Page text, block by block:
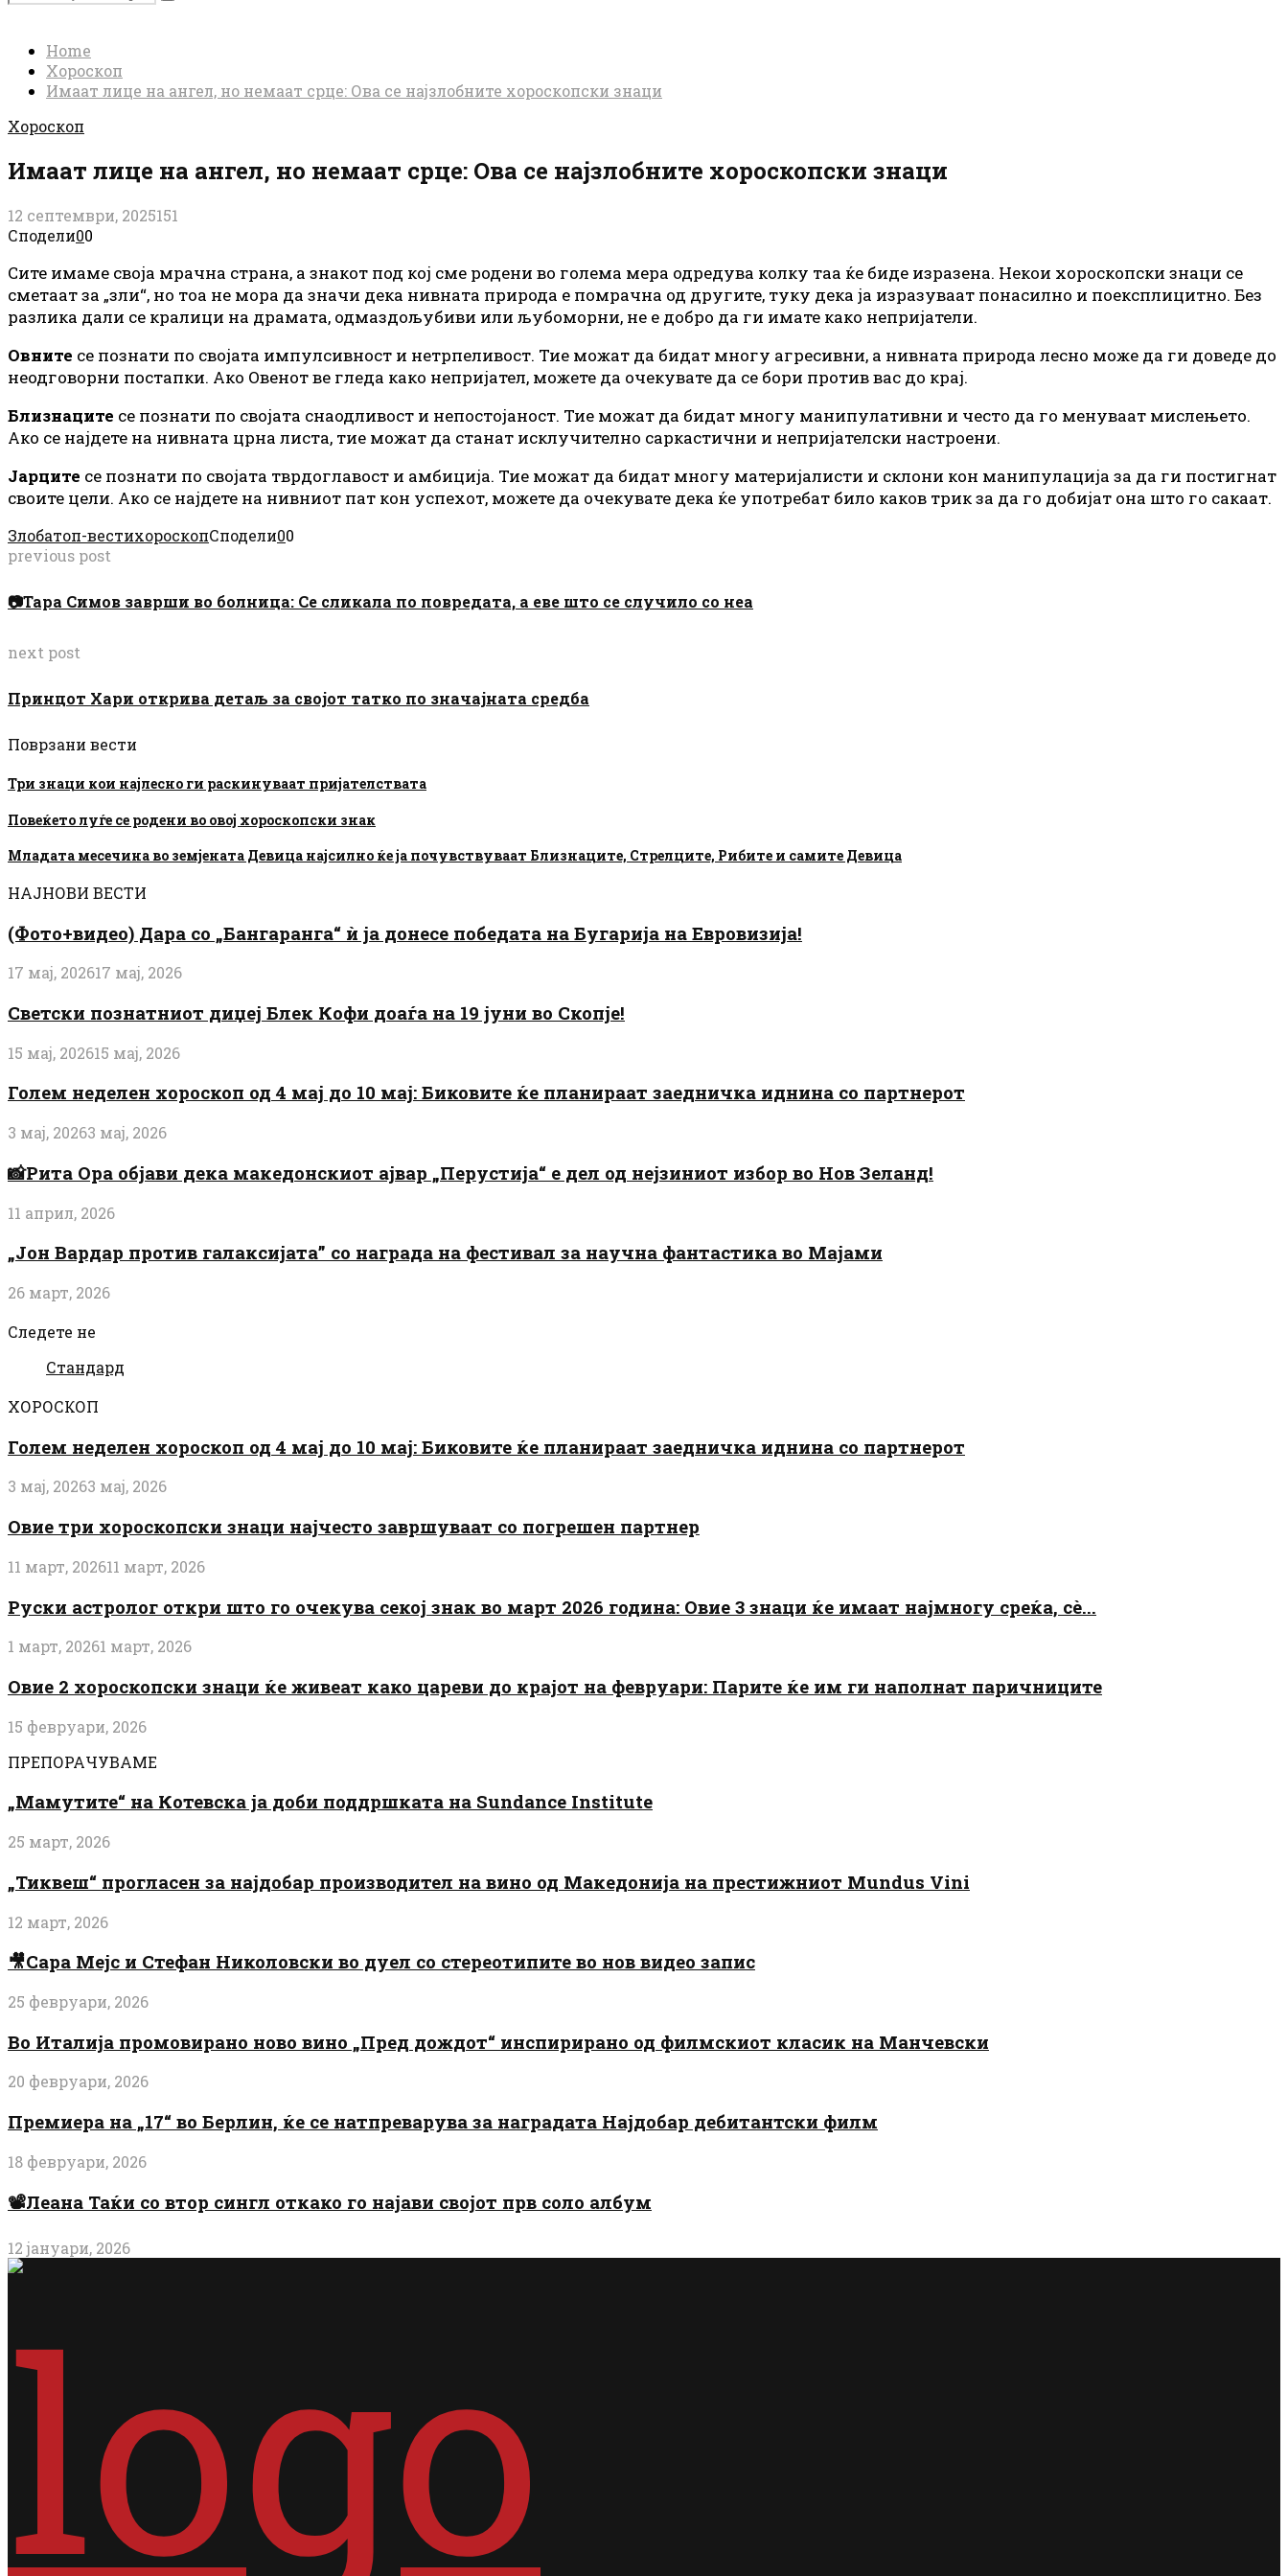
for:
Search
Home
Хороскоп
Имаат лице на ангел, но немаат срце: Ова се најзлобните хороскопски знаци
Хороскоп
Имаат лице на ангел, но немаат срце: Ова се најзлобните хороскопски знаци
12 септември, 2025151
Сподели00
Сите имаме своја мрачна страна, а знакот под кој сме родени во голема мера одредува колку таа ќе биде изразена. Некои хороскопски знаци се
сметаат за „зли“, но тоа не мора да значи дека нивната природа е помрачна од другите, туку дека ја изразуваат понасилно и поексплицитно. Без
разлика дали се кралици на драмата, одмаздољубиви или љубоморни, не е добро да ги имате како непријатели.
Овните се познати по својата импулсивност и нетрпеливост. Тие можат да бидат многу агресивни, а нивната природа лесно може да ги доведе до
неодговорни постапки. Ако Овенот ве гледа како непријател, можете да очекувате да се бори против вас до крај.
Близнаците се познати по својата снаодливост и непостојаност. Тие можат да бидат многу манипулативни и често да го менуваат мислењето.
Ако се најдете на нивната црна листа, тие можат да станат исклучително саркастични и непријателски настроени.
Јарците се познати по својата тврдоглавост и амбиција. Тие можат да бидат многу материјалисти и склони кон манипулација за да ги постигнат
своите цели. Ако се најдете на нивниот пат кон успехот, можете да очекувате дека ќе употребат било каков трик за да го добијат она што го сакаат.
Злобатоп-вестихороскопСподели00
previous post
📷Тара Симов заврши во болница: Се сликала по повредата, а еве што се случило со неа
next post
Принцот Хари открива детаљ за својот татко по значајната средба
Поврзани вести
Три знаци кои најлесно ги раскинуваат пријателствата
Повеќето луѓе се родени во овој хороскопски знак
Младата месечина во земјената Девица најсилно ќе ја почувствуваат Близнаците, Стрелците, Рибите и самите Девица
НАЈНОВИ ВЕСТИ
(Фото+видео) Дара со „Бангаранга“ ѝ ја донесе победата на Бугарија на Евровизија!
17 мај, 202617 мај, 2026
Светски познатниот диџеј Блек Кофи доаѓа на 19 јуни во Скопје!
15 мај, 202615 мај, 2026
Голем неделен хороскоп од 4 мај до 10 мај: Биковите ќе планираат заедничка иднина со партнерот
3 мај, 20263 мај, 2026
📸Рита Ора објави дека македонскиот ајвар „Перустија“ е дел од нејзиниот избор во Нов Зеланд!
11 април, 2026
„Јон Вардар против галаксијата” со награда на фестивал за научна фантастика во Мајами
26 март, 2026
Следете не
Стандард
ХОРОСКОП
Голем неделен хороскоп од 4 мај до 10 мај: Биковите ќе планираат заедничка иднина со партнерот
3 мај, 20263 мај, 2026
Овие три хороскопски знаци најчесто завршуваат со погрешен партнер
11 март, 202611 март, 2026
Руски астролог откри што го очекува секој знак во март 2026 година: Овие 3 знаци ќе имаат најмногу среќа, сè...
1 март, 20261 март, 2026
Овие 2 хороскопски знаци ќе живеат како цареви до крајот на февруари: Парите ќе им ги наполнат паричниците
15 февруари, 2026
ПРЕПОРАЧУВАМЕ
„Мамутите“ на Котевска ја доби поддршката на Sundance Institute
25 март, 2026
„Тиквеш“ прогласен за најдобар производител на вино од Македонија на престижниот Mundus Vini
12 март, 2026
🎥Сара Мејс и Стефан Николовски во дуел со стереотипите во нов видео запис
25 февруари, 2026
Во Италија промовирано ново вино „Пред дождот“ инспирирано од филмскиот класик на Манчевски
20 февруари, 2026
Премиера на „17“ во Берлин, ќе се натпреварува за наградата Најдобар дебитантски филм
18 февруари, 2026
📽️Леана Таќи со втор сингл откако го најави својот прв соло албум
12 јануари, 2026